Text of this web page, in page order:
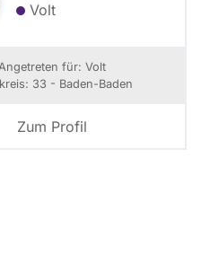
Volt
Angetreten für: Volt
33 - Baden-Baden
Zum Profil